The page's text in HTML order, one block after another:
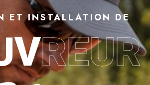
ET INSTALLATION DE
(59220) :
REUR